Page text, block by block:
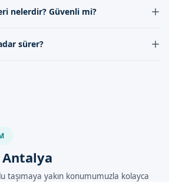
iletişimimizi kurarak mümkündür.
nelerdir? Güvenli mi?
bir işlemdir. Ancak, her tıbbi işlem
sürer?
taşımaya yakın konumumuzla kolayca